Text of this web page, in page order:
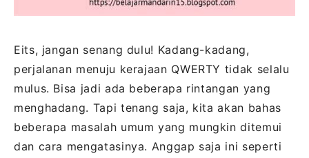
Eits, jangan senang dulu! Kadang-kadang,
perjalanan menuju kerajaan QWERTY tidak selalu
mulus. Bisa jadi ada beberapa rintangan yang
menghadang. Tapi tenang saja, kita akan bahas
beberapa masalah umum yang mungkin ditemui
dan cara mengatasinya. Anggap saja ini seperti